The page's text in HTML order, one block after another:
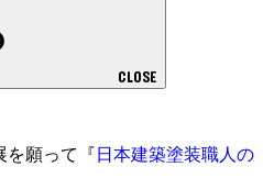
CLOSE
を願って『 日本建築塗装職人の